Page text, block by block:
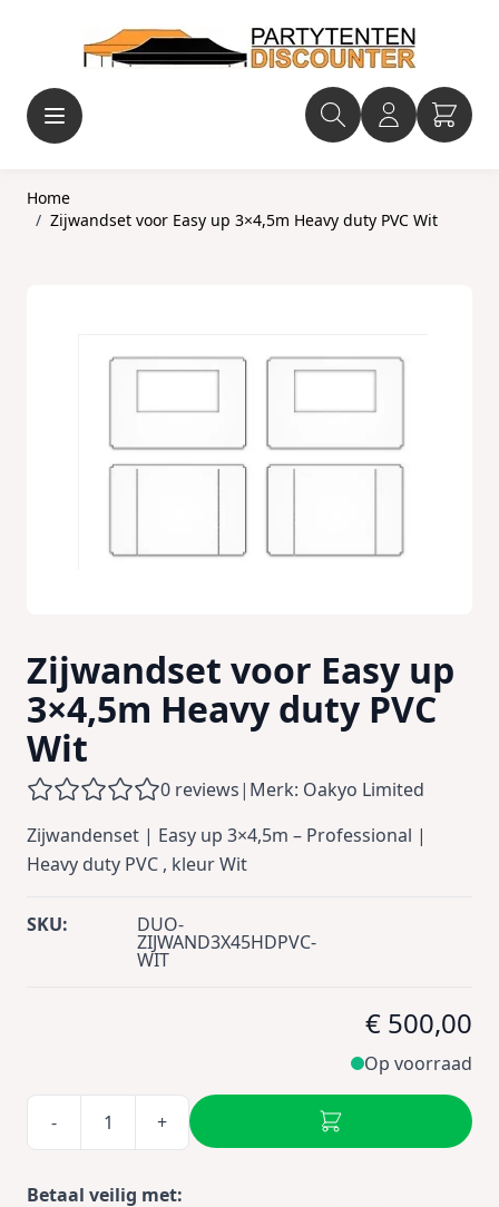
Home
/ Zijwandset voor Easy up 3×4,5m Heavy duty PVC Wit
Zijwandset voor Easy up
3×4,5m Heavy duty PVC
Wit
0 reviews| Merk: Oakyo Limited
Zijwandenset | Easy up 3×4,5m – Professional |
Heavy duty PVC , kleur Wit
SKU: DUO-
ZIJWAND3X45HDPVC-
WIT
€ 500,00
Op voorraad
- +
Betaal veilig met: